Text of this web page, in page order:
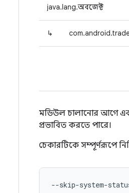
java.lang.অবজেক্ট
↳
মডিউল চালানোর আগে এবং
প্রভাবিত করতে পারে।
চেকারটিকে সম্পূর্ণরূপে
--skip-system-